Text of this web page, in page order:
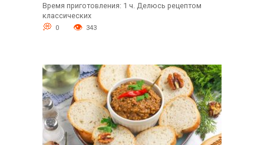
Время приготовления: 1 ч. Делюсь рецептом
классических
0 343